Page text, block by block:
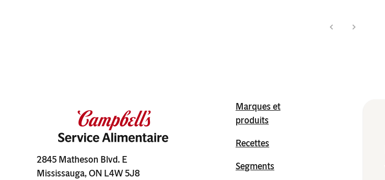
2845 Matheson Blvd. E
Mississauga, ON L4W 5J8
Marques et
produits
Recettes
Segments